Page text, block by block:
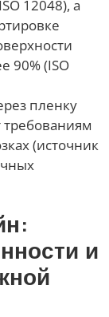
12048), а
90% (ISO
пленку
требованиям
(источник
и